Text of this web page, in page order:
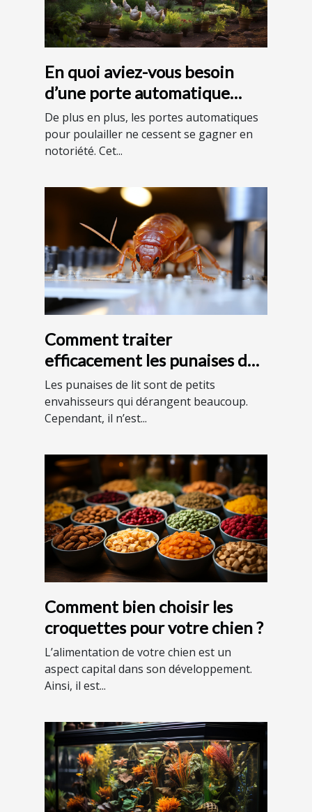
En quoi aviez-vous besoin
d’une porte automatique
pour votre poulailler ?
De plus en plus, les portes automatiques
pour poulailler ne cessent se gagner en
notoriété. Cet...
Comment traiter
efficacement les punaises de
lit ?
Les punaises de lit sont de petits
envahisseurs qui dérangent beaucoup.
Cependant, il n’est...
Comment bien choisir les
croquettes pour votre chien ?
L’alimentation de votre chien est un
aspect capital dans son développement.
Ainsi, il est...